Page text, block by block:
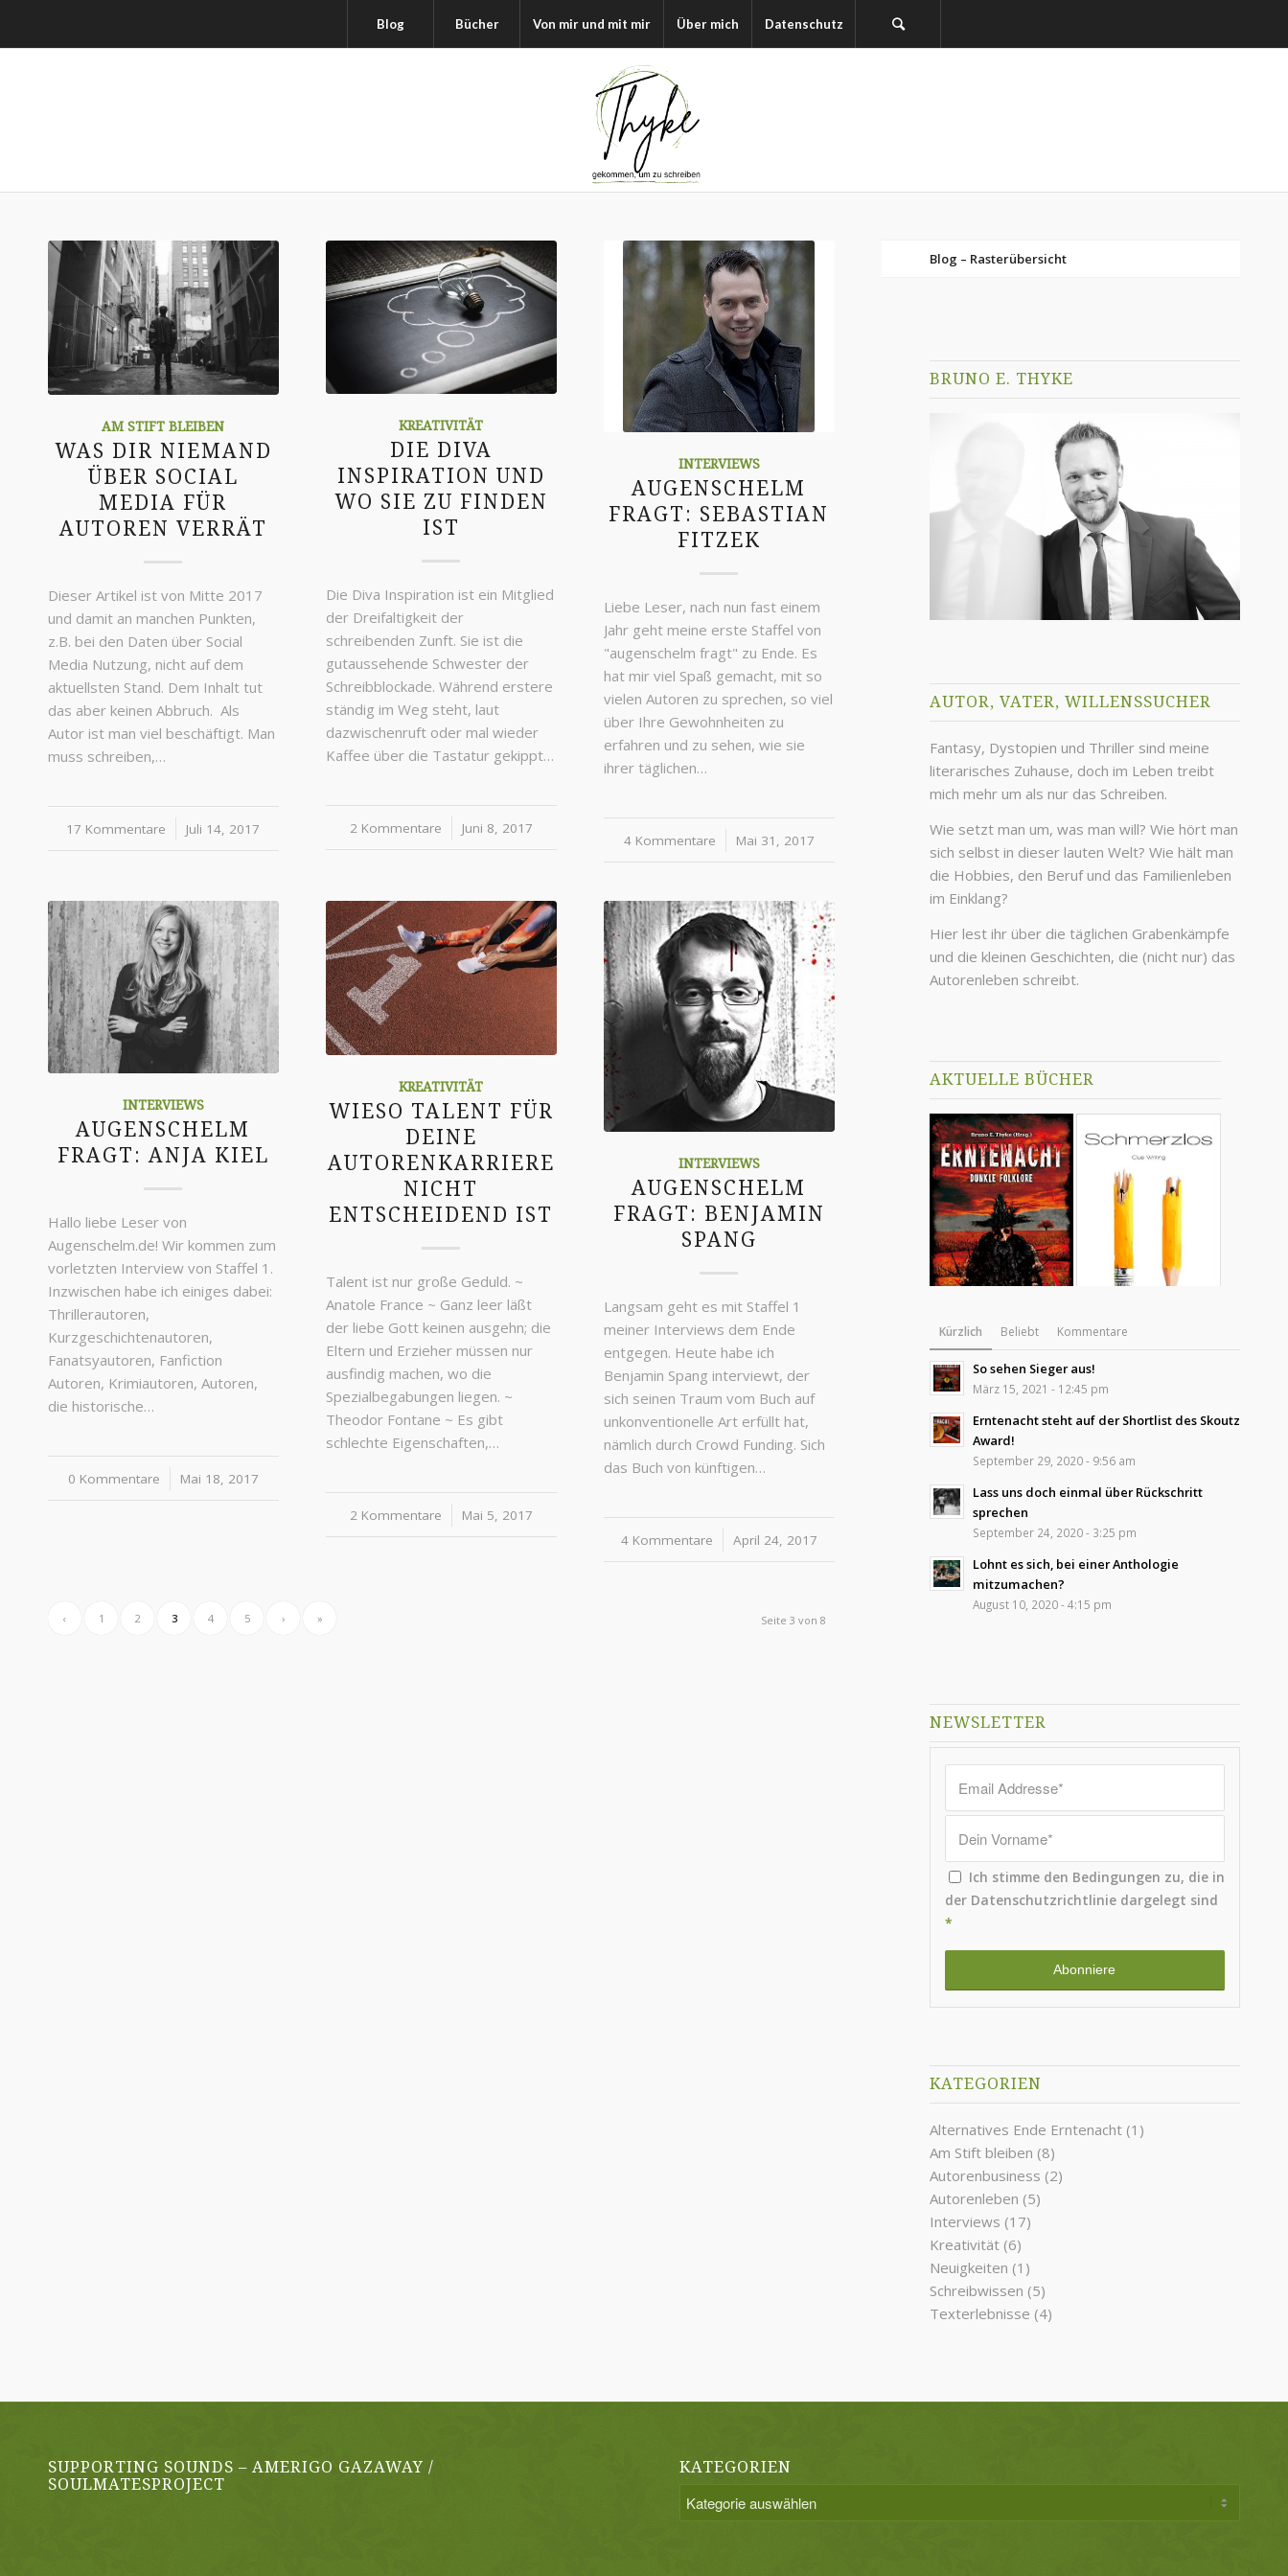
Blog Bücher Von mir und mit mir Über mich Datenschutz
AM STIFT BLEIBEN
WAS DIR NIEMAND
ÜBER SOCIAL
MEDIA FÜR
AUTOREN VERRÄT
Dieser Artikel ist von Mitte 2017
und damit an manchen Punkten,
z.B. bei den Daten über Social
Media Nutzung, nicht auf dem
aktuellsten Stand. Dem Inhalt tut
das aber keinen Abbruch. Als
Autor ist man viel beschäftigt. Man
muss schreiben,…
17 Kommentare
/ Juli 14, 2017
KREATIVITÄT
DIE DIVA
INSPIRATION UND
WO SIE ZU FINDEN
IST
Die Diva Inspiration ist ein Mitglied
der Dreifaltigkeit der
schreibenden Zunft. Sie ist die
gutaussehende Schwester der
Schreibblockade. Während erstere
ständig im Weg steht, laut
dazwischenruft oder mal wieder
Kaffee über die Tastatur gekippt…
2 Kommentare
/ Juni 8, 2017
INTERVIEWS
AUGENSCHELM
FRAGT: SEBASTIAN
FITZEK
Liebe Leser, nach nun fast einem
Jahr geht meine erste Staffel von
"augenschelm fragt" zu Ende. Es
hat mir viel Spaß gemacht, mit so
vielen Autoren zu sprechen, so viel
über Ihre Gewohnheiten zu
erfahren und zu sehen, wie sie
ihrer täglichen…
4 Kommentare
/ Mai 31, 2017
INTERVIEWS
AUGENSCHELM
FRAGT: ANJA KIEL
Hallo liebe Leser von
Augenschelm.de! Wir kommen zum
vorletzten Interview von Staffel 1.
Inzwischen habe ich einiges dabei:
Thrillerautoren,
Kurzgeschichtenautoren,
Fanatsyautoren, Fanfiction
Autoren, Krimiautoren, Autoren,
die historische…
0 Kommentare
/ Mai 18, 2017
KREATIVITÄT
WIESO TALENT FÜR
DEINE
AUTORENKARRIERE
NICHT
ENTSCHEIDEND IST
Talent ist nur große Geduld. ~
Anatole France ~ Ganz leer läßt
der liebe Gott keinen ausgehn; die
Eltern und Erzieher müssen nur
ausfindig machen, wo die
Spezialbegabungen liegen. ~
Theodor Fontane ~ Es gibt
schlechte Eigenschaften,…
2 Kommentare
/ Mai 5, 2017
INTERVIEWS
AUGENSCHELM
FRAGT: BENJAMIN
SPANG
Langsam geht es mit Staffel 1
meiner Interviews dem Ende
entgegen. Heute habe ich
Benjamin Spang interviewt, der
sich seinen Traum vom Buch auf
unkonventionelle Art erfüllt hat,
nämlich durch Crowd Funding. Sich
das Buch von künftigen…
4 Kommentare
/ April 24, 2017
Seite 3 von 8
‹ 1 2 3 4 5 › »
Blog – Rasterübersicht
BRUNO E. THYKE
AUTOR, VATER, WILLENSSUCHER
Fantasy, Dystopien und Thriller sind meine
literarisches Zuhause, doch im Leben treibt
mich mehr um als nur das Schreiben.
Wie setzt man um, was man will? Wie hört man
sich selbst in dieser lauten Welt? Wie hält man
die Hobbies, den Beruf und das Familienleben
im Einklang?
Hier lest ihr über die täglichen Grabenkämpfe
und die kleinen Geschichten, die (nicht nur) das
Autorenleben schreibt.
AKTUELLE BÜCHER
Kürzlich Beliebt Kommentare
So sehen Sieger aus!
März 15, 2021 - 12:45 pm
Erntenacht steht auf der Shortlist des Skoutz
Award!
September 29, 2020 - 9:56 am
Lass uns doch einmal über Rückschritt
sprechen
September 24, 2020 - 3:25 pm
Lohnt es sich, bei einer Anthologie
mitzumachen?
August 10, 2020 - 4:15 pm
NEWSLETTER
Ich stimme den Bedingungen zu, die in
der Datenschutzrichtliniedargelegt sind
*
KATEGORIEN
Alternatives Ende Erntenacht(1)
Am Stift bleiben (8)
Autorenbusiness (2)
Autorenleben (5)
Interviews (17)
Kreativität(6)
Neuigkeiten (1)
Schreibwissen (5)
Texterlebnisse (4)
SUPPORTING SOUNDS – AMERIGO GAZAWAY /
SOULMATESPROJECT
KATEGORIEN
Kategorien